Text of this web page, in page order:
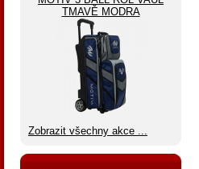
TMAVĚ MODRA
Zobrazit všechny akce ...